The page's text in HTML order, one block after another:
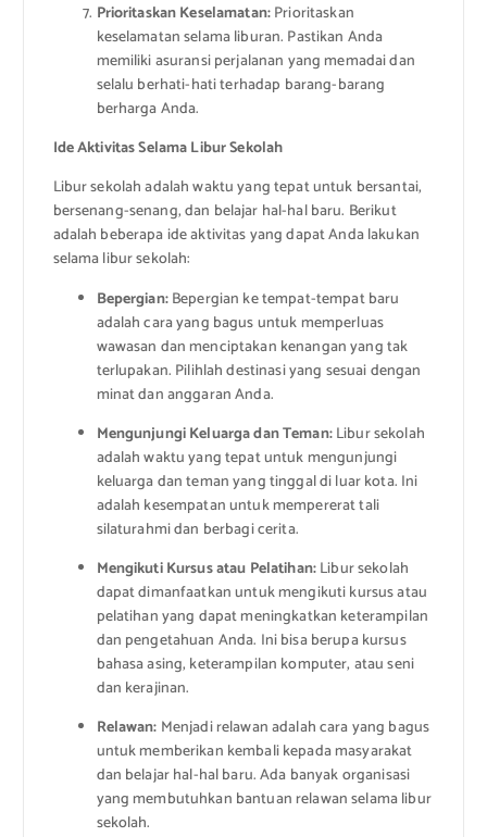
Prioritaskan Keselamatan:Prioritaskan
keselamatan selama liburan. Pastikan Anda
memiliki asuransi perjalanan yang memadai dan
selalu berhati-hati terhadap barang-barang
berharga Anda.
Ide Aktivitas Selama Libur Sekolah
Libur sekolah adalah waktu yang tepat untuk bersantai,
bersenang-senang, dan belajar hal-hal baru. Berikut
adalah beberapa ide aktivitas yang dapat Anda lakukan
selama libur sekolah:
Bepergian:Bepergian ke tempat-tempat baru
adalah cara yang bagus untuk memperluas
wawasan dan menciptakan kenangan yang tak
terlupakan. Pilihlah destinasi yang sesuai dengan
minat dan anggaran Anda.
Mengunjungi Keluarga dan Teman:Libur sekolah
adalah waktu yang tepat untuk mengunjungi
keluarga dan teman yang tinggal di luar kota. Ini
adalah kesempatan untuk mempererat tali
silaturahmi dan berbagi cerita.
Mengikuti Kursus atau Pelatihan:Libur sekolah
dapat dimanfaatkan untuk mengikuti kursus atau
pelatihan yang dapat meningkatkan keterampilan
dan pengetahuan Anda. Ini bisa berupa kursus
bahasa asing, keterampilan komputer, atau seni
dan kerajinan.
Relawan: Menjadi relawan adalah cara yang bagus
untuk memberikan kembali kepada masyarakat
dan belajar hal-hal baru. Ada banyak organisasi
yang membutuhkan bantuan relawan selama libur
sekolah.